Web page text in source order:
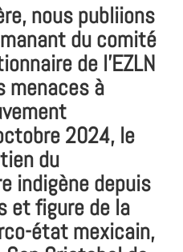
nous publiions
du comité
de l’EZLN
menaces à
2024, le
du
indigène depuis
et figure de la
état mexicain,